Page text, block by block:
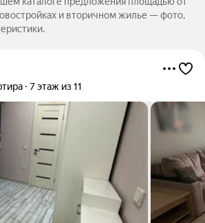
и вторичном жилье — фото,
7 этаж из 11